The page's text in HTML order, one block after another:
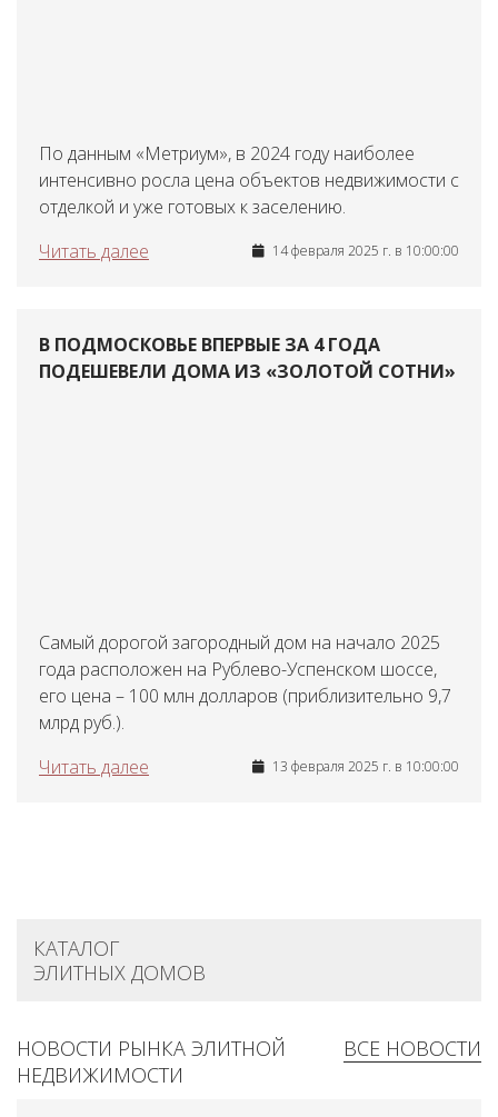
По данным «Метриум», в 2024 году наиболее
интенсивно росла цена объектов недвижимости с
отделкой и уже готовых к заселению.
Читать далее
14 февраля 2025 г. в 10:00:00
В ПОДМОСКОВЬЕ ВПЕРВЫЕ ЗА 4 ГОДА
ПОДЕШЕВЕЛИ ДОМА ИЗ «ЗОЛОТОЙ СОТНИ»
Самый дорогой загородный дом на начало 2025
года расположен на Рублево-Успенском шоссе,
его цена – 100 млн долларов (приблизительно 9,7
млрд руб.).
Читать далее
13 февраля 2025 г. в 10:00:00
КАТАЛОГ
ЭЛИТНЫХ ДОМОВ
ВСЕ НОВОСТИ
НОВОСТИ РЫНКА ЭЛИТНОЙ
НЕДВИЖИМОСТИ